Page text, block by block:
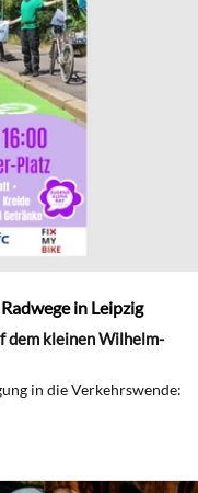
in Leipzig
dem kleinen Wilhelm-
in die Verkehrswende: